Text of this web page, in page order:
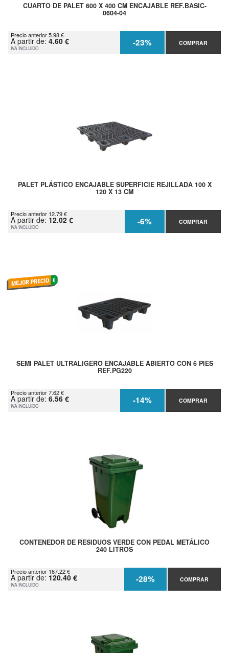
CUARTO DE PALET 600 X 400 CM ENCAJABLE REF.BASIC-
0604-04
Precio anterior 5.98 €
A partir de: 4.60 €
IVA INCLUIDO -23% COMPRAR
PALET PLÁSTICO ENCAJABLE SUPERFICIE REJILLADA 100 X
120 X 13 CM
Precio anterior 12.79 €
A partir de: 12.02 €
IVA INCLUIDO -6% COMPRAR
SEMI PALET ULTRALIGERO ENCAJABLE ABIERTO CON 6 PIES
REF.PG220
Precio anterior 7.62 €
A partir de: 6.56 €
IVA INCLUIDO -14% COMPRAR
CONTENEDOR DE RESIDUOS VERDE CON PEDAL METÁLICO
240 LITROS
Precio anterior 167.22 €
A partir de: 120.40 €
IVA INCLUIDO -28% COMPRAR